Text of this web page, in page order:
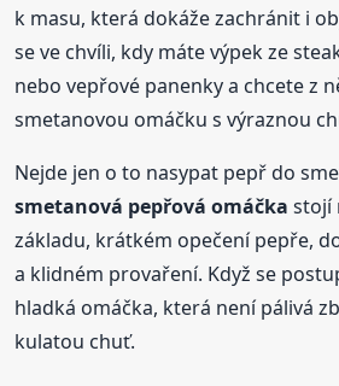
k masu, která dokáže zachránit i
se ve chvíli, kdy máte výpek ze
nebo vepřové panenky a chcete z
smetanovou omáčku s výraznou
Nejde jen o to nasypat pepř do
smetanová pepřová omáčka stojí
základu, krátkém opečení pepře,
a klidném provaření. Když se
hladká omáčka, která není pálivá
kulatou chuť.